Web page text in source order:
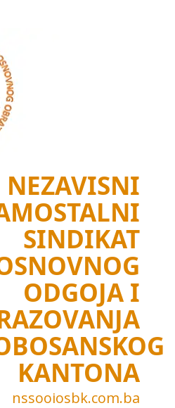
NEZAVISNI
SINDIKAT
ODGOJA I
KANTONA
nssooiosbk.com.ba